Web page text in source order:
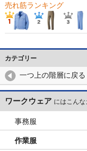
売れ筋ランキング
カテゴリー
一つ上の階層に戻る
ワークウェア にはこん
事務服
作業服